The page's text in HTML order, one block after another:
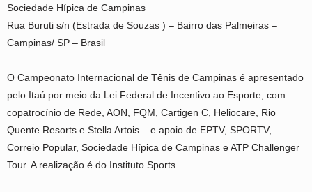
Sociedade Hípica de Campinas
Rua Buruti s/n (Estrada de Souzas ) – Bairro das Palmeiras –
Campinas/ SP – Brasil
O Campeonato Internacional de Tênis de Campinas é apresentado
pelo Itaú por meio da Lei Federal de Incentivo ao Esporte, com
copatrocínio de Rede, AON, FQM, Cartigen C, Heliocare, Rio
Quente Resorts e Stella Artois – e apoio de EPTV, SPORTV,
Correio Popular, Sociedade Hípica de Campinas e ATP Challenger
Tour. A realização é do Instituto Sports.